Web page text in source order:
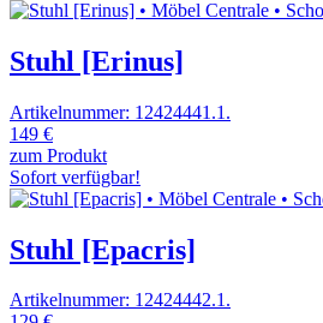
Stuhl [Erinus]
Artikelnummer: 12424441.1.
149 €
zum Produkt
Sofort verfügbar!
Stuhl [Epacris]
Artikelnummer: 12424442.1.